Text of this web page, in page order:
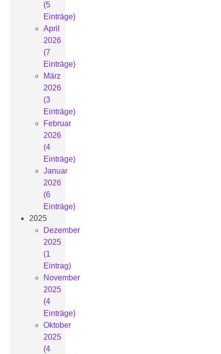
(5
Einträge)
April
2026
(7
Einträge)
März
2026
(3
Einträge)
Februar
2026
(4
Einträge)
Januar
2026
(6
Einträge)
2025
Dezember
2025
(1
Eintrag)
November
2025
(4
Einträge)
Oktober
2025
(4